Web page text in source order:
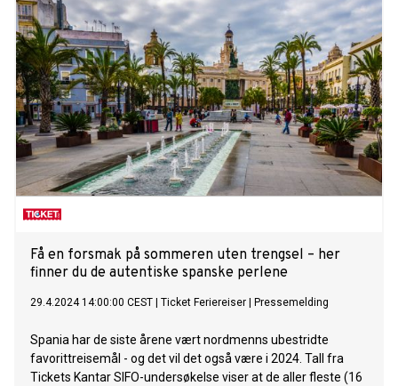
Få en forsmak på sommeren uten trengsel – her
finner du de autentiske spanske perlene
29.4.2024 14:00:00 CEST Ticket Feriereiser Pressemelding
Spania har de siste årene vært nordmenns ubestridte
favorittreisemål - og det vil det også være i 2024. Tall fra
Tickets Kantar SIFO-undersøkelse viser at de aller fleste (16